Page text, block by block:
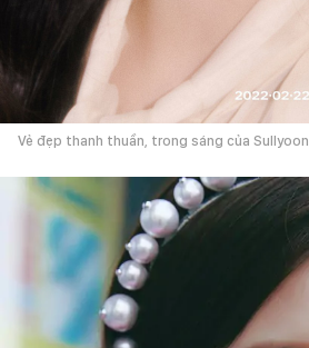
Vẻ đẹp thanh thuần, trong sáng của Sullyoon